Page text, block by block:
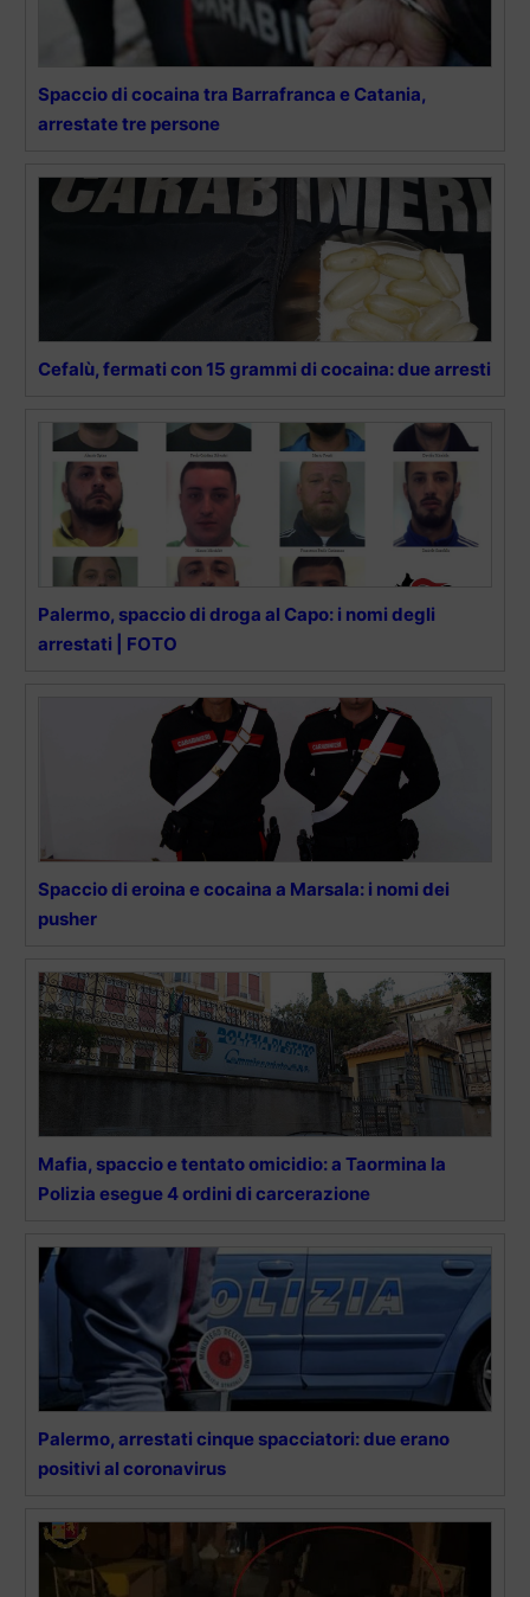
Spaccio di cocaina tra Barrafranca e Catania,
arrestate tre persone
Cefalù, fermati con 15 grammi di cocaina: due arresti
Palermo, spaccio di droga al Capo: i nomi degli
arrestati | FOTO
Spaccio di eroina e cocaina a Marsala: i nomi dei
pusher
Mafia, spaccio e tentato omicidio: a Taormina la
Polizia esegue 4 ordini di carcerazione
Palermo, arrestati cinque spacciatori: due erano
positivi al coronavirus